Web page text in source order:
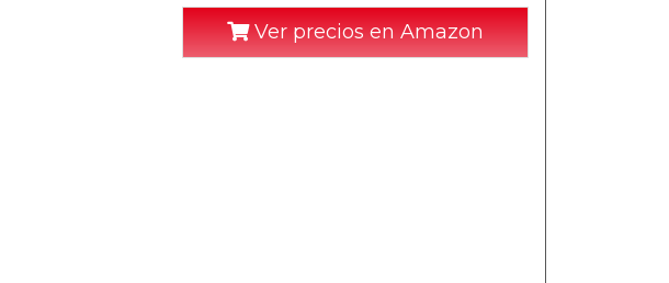
Ver precios en Amazon